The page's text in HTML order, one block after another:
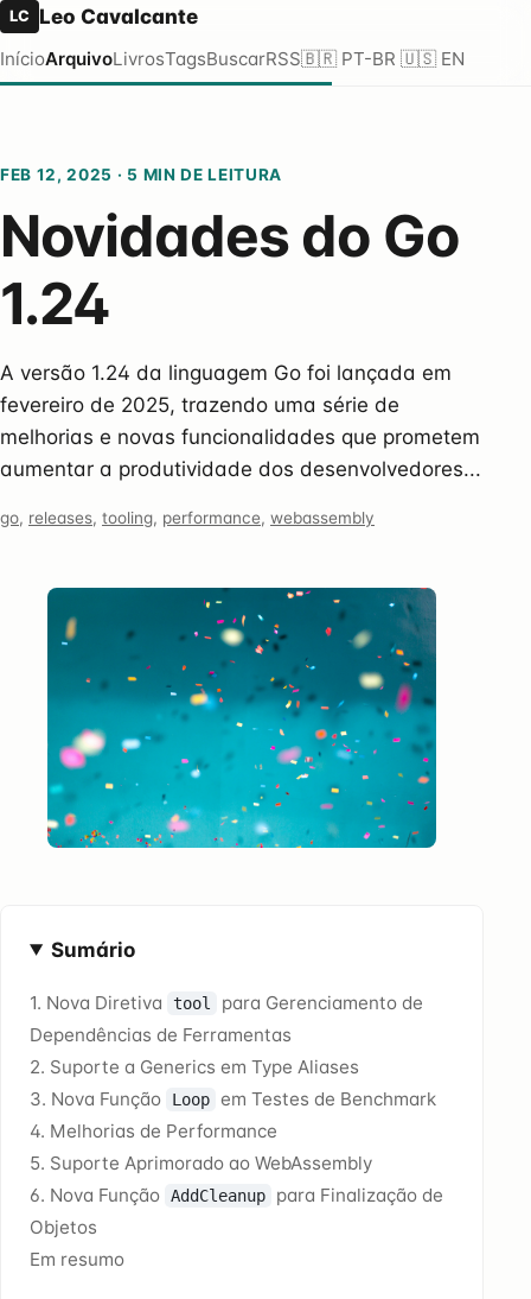
LC Leo Cavalcante
InícioArquivoLivrosTagsBuscarRSS🇧🇷 PT-BR 🇺🇸 EN
FEB 12, 2025 · 5 MIN DE LEITURA
Novidades do Go
1.24
A versão 1.24 da linguagem Go foi lançada em
fevereiro de 2025, trazendo uma série de
melhorias e novas funcionalidades que prometem
aumentar a produtividade dos desenvolvedores...
go, releases, tooling, performance, webassembly
Sumário
1. Nova Diretiva tool
para Gerenciamento de
Dependências de Ferramentas
2. Suporte a Generics em Type Aliases
3. Nova Função
Loop em Testes de Benchmark
4. Melhorias de Performance
5. Suporte Aprimorado ao WebAssembly
6. Nova Função AddCleanup
para Finalização de
Objetos
Em resumo